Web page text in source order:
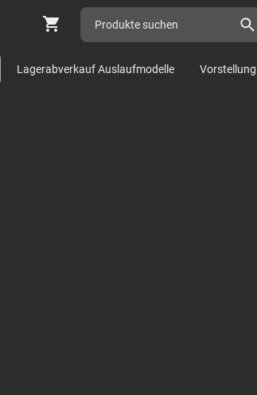
Lagerabverkauf Auslaufmodelle